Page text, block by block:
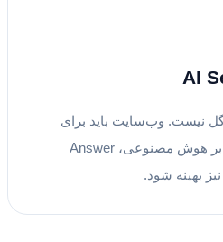
نیست. وب‌سایت باید برای
موتورهای جستجوی مبتنی بر هوش مصنوعی، Answer